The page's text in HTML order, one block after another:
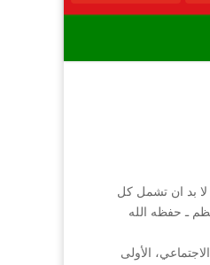
لا بد ان تشمل كل
ـ حفظه الله
الأولى